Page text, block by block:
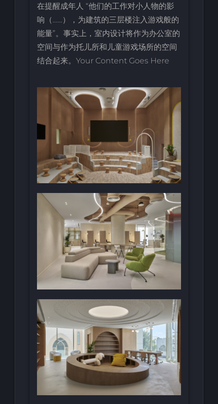
在提醒成年人 “他们的工作对小人物的影
响（……），为建筑的三层楼注入游戏般的
能量”。事实上，室内设计将作为办公室的
空间与作为托儿所和儿童游戏场所的空间
结合起来。Your Content Goes Here